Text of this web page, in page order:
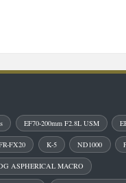
EF70-200mm F2.8L USM
FX20 K-5 ND1000
ASPHERICAL MACRO